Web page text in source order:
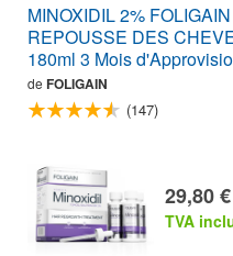
MINOXIDIL 2%
REPOUSSE DES
180ml 3 Mois
de FOLIGAIN
(147)
29,80 €
TVA